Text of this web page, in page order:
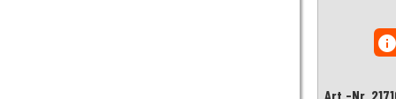
Art.-Nr.